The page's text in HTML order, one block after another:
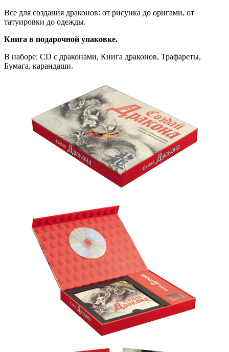
Все для создания драконов: от рисунка до оригами, от
татуировки до одежды.
Книга в подарочной упаковке.
В наборе: CD с драконами, Книга драконов, Трафареты,
Бумага, карандаши.